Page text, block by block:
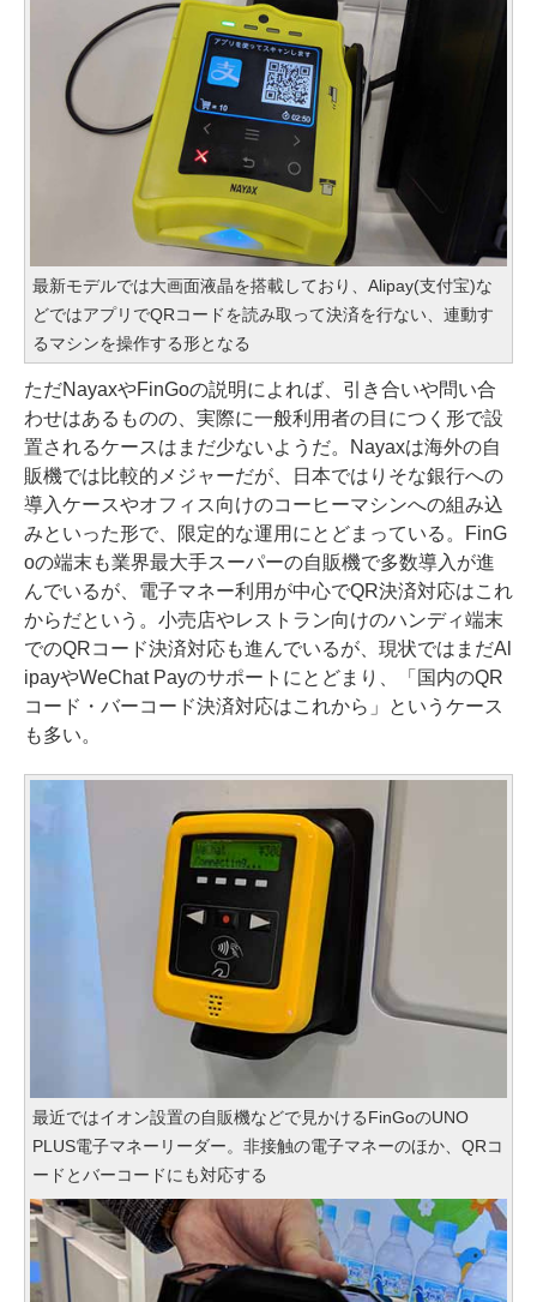
最新モデルでは大画面液晶を搭載しており、Alipay(支付宝)な
どではアプリでQRコードを読み取って決済を行ない、連動す
るマシンを操作する形となる
ただNayaxやFinGoの説明によれば、引き合いや問い合
わせはあるものの、実際に一般利用者の目につく形で設
置されるケースはまだ少ないようだ。Nayaxは海外の自
販機では比較的メジャーだが、日本ではりそな銀行への
導入ケースやオフィス向けのコーヒーマシンへの組み込
みといった形で、限定的な運用にとどまっている。FinG
oの端末も業界最大手スーパーの自販機で多数導入が進
んでいるが、電子マネー利用が中心でQR決済対応はこれ
からだという。小売店やレストラン向けのハンディ端末
でのQRコード決済対応も進んでいるが、現状ではまだAl
ipayやWeChat Payのサポートにとどまり、「国内のQR
コード・バーコード決済対応はこれから」というケース
も多い。
最近ではイオン設置の自販機などで見かけるFinGoのUNO
PLUS電子マネーリーダー。非接触の電子マネーのほか、QRコ
ードとバーコードにも対応する